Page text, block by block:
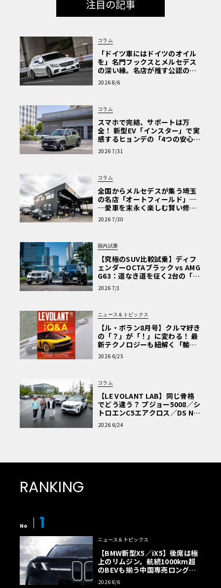
2018年には大きめのマイナーチェンジを実施。外観上では
モデルチェンジ並みと言っても良いほどに刷新された。変
更部位はなんと6500箇所に及ぶという。特に変わったのが
エンジンで、C200は1.5Lターボというダウンサイジングエ
ンジンに換装。「BSG（ベルトドリブン・スターター・ジ
ェネレーター）」によるマイルドハイブリッドを搭載した
・ステーションワゴンやクーペ、カブリオレなど豊富なボ
ディバリエーションを用意
Cクラスでは初代よりステーションワゴンも設定しており、
引き続きクーペを設定。Sクラスクーペの流れを汲む美し
オープンモデルとしたカブリオレが2016年に追加されてい
る。耐候性に優れた格納式の布ルーフを備え、屋根を閉め
ればクーペと遜色ないプロポーションと快適性を得てい
る。なお、すべて「W205」の系列だが、正しくはステーシ
ョンワゴンのコードは「S205」、クーペは「C205」、カブ
リオレは「A205」となる。
注目の記事
コラム
「ドイツ車にはドイツのオイル
を」名門フックスとメルセデス
の深い縁。名店が推す公認の安
心と、Cクラスで味わうシルキー
な走り〈PR〉
2026 8/6
コラム
スマホで完結、サポートは万
全！ 新型EV「インスター」で実
感するヒョンデの「4つの安心」
【第1回・ヒョンデ6つの疑問：
Why? Hyundai?】〈PR〉
2026 7/31
コラム
全国からメルセデスが集う埼玉
の名店「オートフィールド」─
─愛車を末永く楽しむ賢い修理
術と、プロがフックス製オイル
を選ぶ理由〈PR〉
2026 7/30
国内試乗
【究極のSUV比較試乗】ディフ
ェンダーOCTAブラック vs AMG
G63：道なき道を征く2台の「対
極的アプローチ」
2026 7/1
ニュース＆トピックス
【ル・ボラン8月号】クルマ好き
の「？」が「！」に変わる！ 最
新テクノロジーも紐解く「輸入
車Q&A」
2026 6/25
コラム
【LE VOLANT LAB】同じ骨格
でどう違う？ プジョー5008／シ
トロエンC5エアクロス／DS Nº4
読者一気乗りレポート
2026 6/24
RANKING
No 1
ニュース＆トピックス
【BMW新型X5／iX5】後席は極
上のリムジン。航続1000km超
のBEVも揃う中国専売ロング仕
様の全貌
2026 8/6